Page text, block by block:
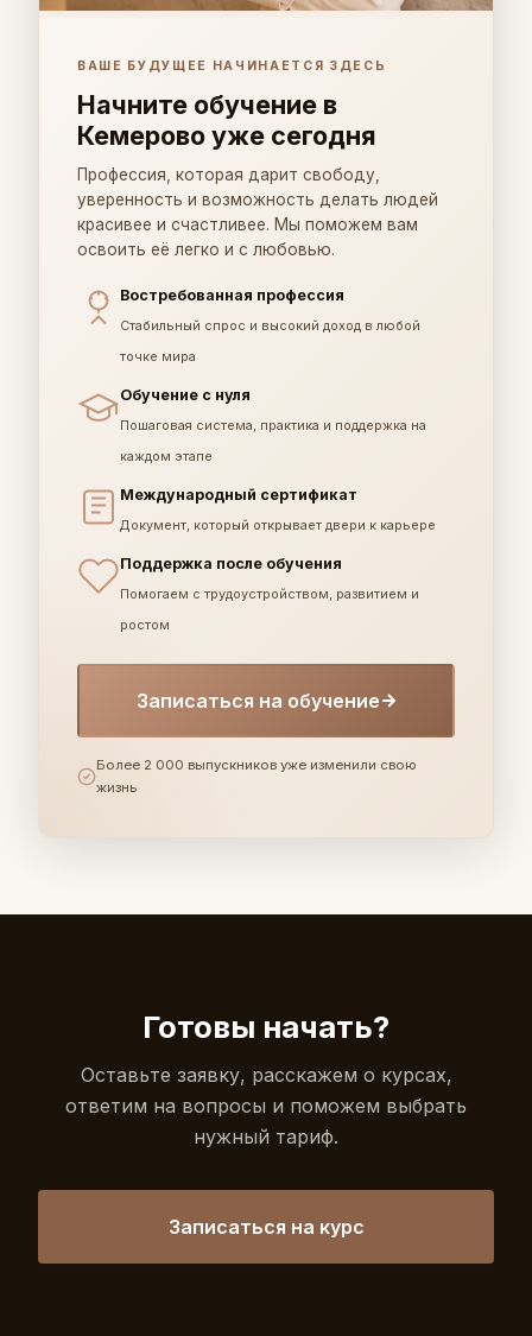
ВАШЕ БУДУЩЕЕ НАЧИНАЕТСЯ ЗДЕСЬ
Начните обучение в
Кемерово уже сегодня
Профессия, которая дарит свободу,
уверенность и возможность делать людей
красивее и счастливее. Мы поможем вам
освоить её легко и с любовью.
Востребованная профессия
Стабильный спрос и высокий доход в любой
точке мира
Обучение с нуля
Пошаговая система, практика и поддержка на
каждом этапе
Международный сертификат
Документ, который открывает двери к карьере
Поддержка после обучения
Помогаем с трудоустройством, развитием и
ростом
Записаться на обучение
Более 2 000 выпускников уже изменили свою
жизнь
Готовы начать?
Оставьте заявку, расскажем о курсах,
ответим на вопросы и поможем выбрать
нужный тариф.
Записаться на курс